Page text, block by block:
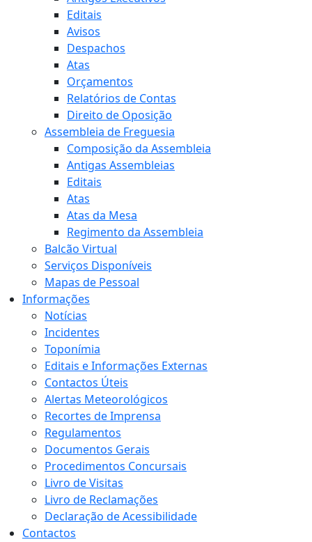
Editais
Avisos
Despachos
Atas
Orçamentos
Relatórios de Contas
Direito de Oposição
Assembleia de Freguesia
Composição da Assembleia
Antigas Assembleias
Editais
Atas
Atas da Mesa
Regimento da Assembleia
Balcão Virtual
Serviços Disponíveis
Mapas de Pessoal
Informações
Notícias
Incidentes
Toponímia
Editais e Informações Externas
Contactos Úteis
Alertas Meteorológicos
Recortes de Imprensa
Regulamentos
Documentos Gerais
Procedimentos Concursais
Livro de Visitas
Livro de Reclamações
Declaração de Acessibilidade
Contactos